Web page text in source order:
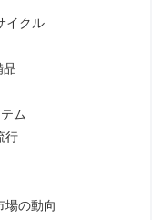
イクル
品
ム
行
場の動向